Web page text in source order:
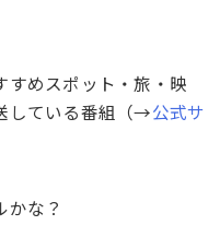
すめスポット・旅・映
している番組（→公式サ
かな？